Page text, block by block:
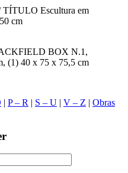
TÍTULO Escultura em
cm
BOX N.1,
(1) 40 x 75 x 75,5 cm
| P – R | S – U | V – Z | Obras